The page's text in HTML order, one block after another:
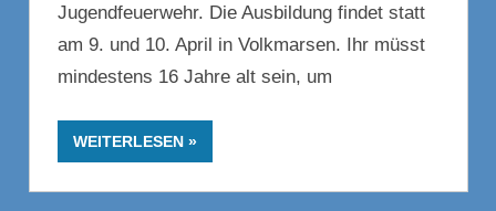
Jugendfeuerwehr. Die Ausbildung findet statt
am 9. und 10. April in Volkmarsen. Ihr müsst
mindestens 16 Jahre alt sein, um
WEITERLESEN